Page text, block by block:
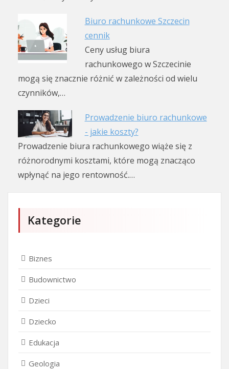
Biuro rachunkowe Szczecin
cennik
Ceny usług biura
rachunkowego w Szczecinie
mogą się znacznie różnić w zależności od wielu
czynników,…
Prowadzenie biuro rachunkowe
- jakie koszty?
Prowadzenie biura rachunkowego wiąże się z
różnorodnymi kosztami, które mogą znacząco
wpłynąć na jego rentowność.…
Kategorie
Biznes
Budownictwo
Dzieci
Dziecko
Edukacja
Geologia